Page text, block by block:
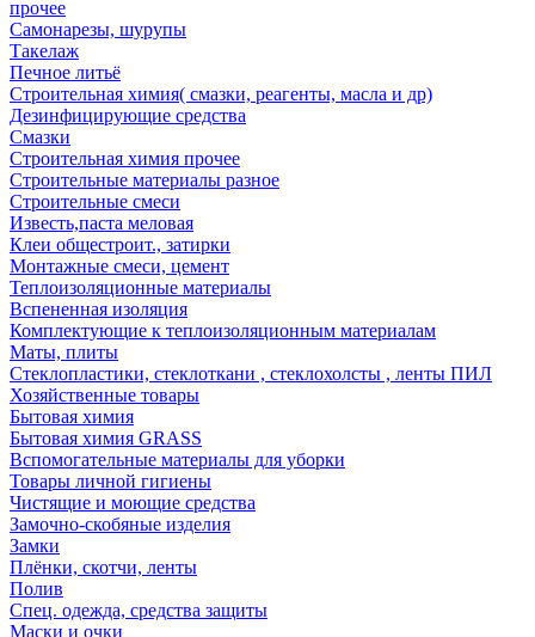
прочее
Самонарезы, шурупы
Такелаж
Печное литьё
Строительная химия( смазки, реагенты, масла и др)
Дезинфицирующие средства
Смазки
Строительная химия прочее
Строительные материалы разное
Строительные смеси
Известь,паста меловая
Клеи общестроит., затирки
Монтажные смеси, цемент
Теплоизоляционные материалы
Вспененная изоляция
Комплектующие к теплоизоляционным материалам
Маты, плиты
Стеклопластики, стеклоткани , стеклохолсты , ленты ПИЛ
Хозяйственные товары
Бытовая химия
Бытовая химия GRASS
Вспомогательные материалы для уборки
Товары личной гигиены
Чистящие и моющие средства
Замочно-скобяные изделия
Замки
Плёнки, скотчи, ленты
Полив
Спец. одежда, средства защиты
Маски и очки